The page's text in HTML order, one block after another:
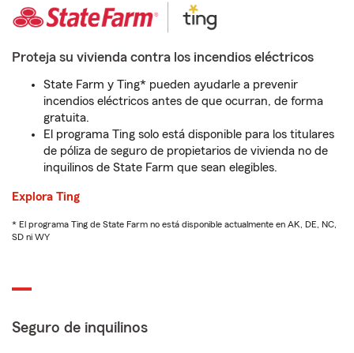
Proteja su vivienda contra los incendios eléctricos
State Farm y Ting* pueden ayudarle a prevenir
incendios eléctricos antes de que ocurran, de forma
gratuita.
El programa Ting solo está disponible para los titulares
de póliza de seguro de propietarios de vivienda no de
inquilinos de State Farm que sean elegibles.
Explora Ting
* El programa Ting de State Farm no está disponible actualmente en AK, DE, NC,
SD ni WY
Seguro de inquilinos